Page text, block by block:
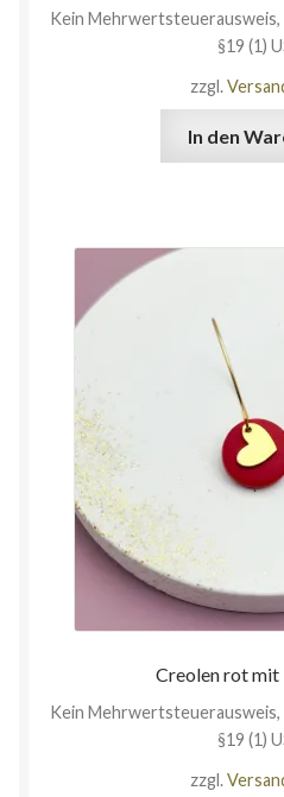
Kein
§19 (1)
zzgl.
In den
Creolen rot mit
Kein
§19 (1)
zzgl.